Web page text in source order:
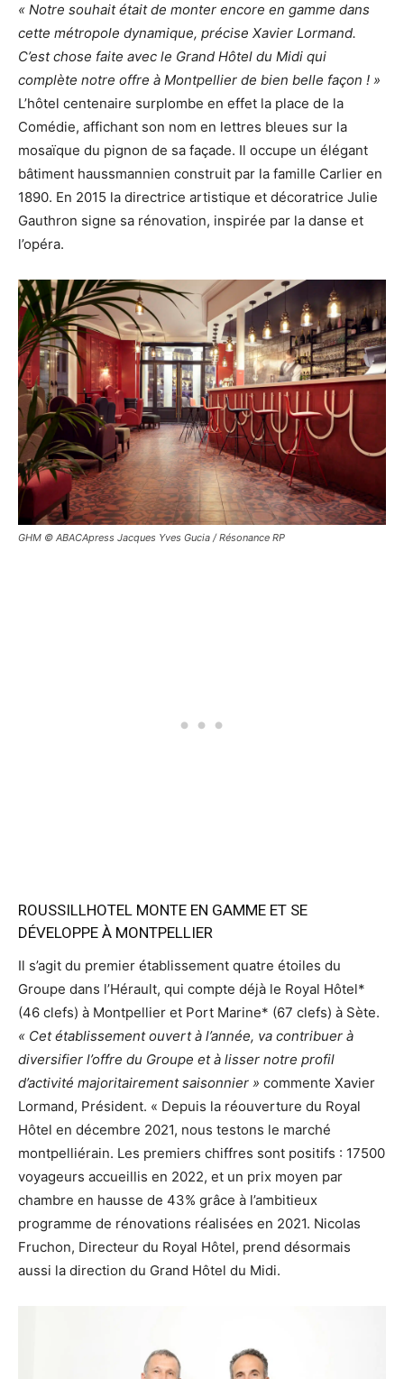
« Notre souhait était de monter encore en gamme dans
cette métropole dynamique, précise Xavier Lormand.
C’est chose faite avec le Grand Hôtel du Midi qui
complète notre offre à Montpellier de bien belle façon ! »
L’hôtel centenaire surplombe en effet la place de la
Comédie, affichant son nom en lettres bleues sur la
mosaïque du pignon de sa façade. Il occupe un élégant
bâtiment haussmannien construit par la famille Carlier en
1890. En 2015 la directrice artistique et décoratrice Julie
Gauthron signe sa rénovation, inspirée par la danse et
l’opéra.
GHM © ABACApress Jacques Yves Gucia / Résonance RP
ROUSSILLHOTEL MONTE EN GAMME ET SE
DÉVELOPPE À MONTPELLIER
Il s’agit du premier établissement quatre étoiles du
Groupe dans l’Hérault, qui compte déjà le Royal Hôtel*
(46 clefs) à Montpellier et Port Marine* (67 clefs) à Sète.
« Cet établissement ouvert à l’année, va contribuer à
diversifier l’offre du Groupe et à lisser notre profil
d’activité majoritairement saisonnier » commente Xavier
Lormand, Président. « Depuis la réouverture du Royal
Hôtel en décembre 2021, nous testons le marché
montpelliérain. Les premiers chiffres sont positifs : 17500
voyageurs accueillis en 2022, et un prix moyen par
chambre en hausse de 43% grâce à l’ambitieux
programme de rénovations réalisées en 2021. Nicolas
Fruchon, Directeur du Royal Hôtel, prend désormais
aussi la direction du Grand Hôtel du Midi.